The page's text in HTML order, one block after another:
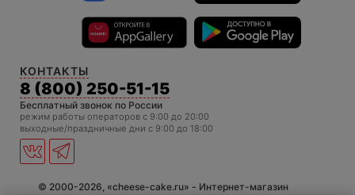
КОНТАКТЫ
8 (800) 250-51-15
Бесплатный звонок по России
режим работы операторов c 9:00 до 20:00
выходные/праздничные дни с 9:00 до 18:00
© 2000-2026, «cheese-cake.ru» - Интернет-магазин